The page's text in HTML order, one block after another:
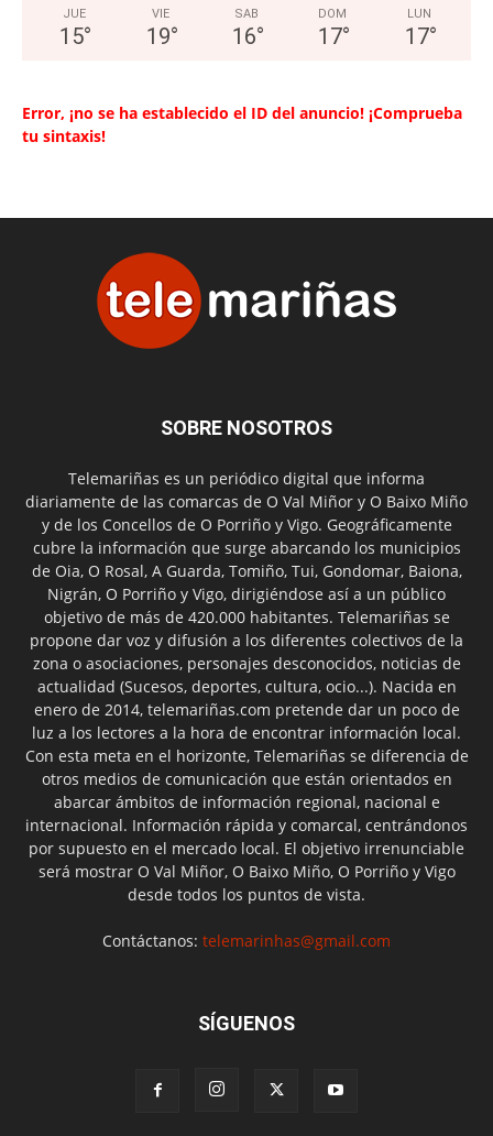
JUE
15°
VIE
19°
SAB
16°
DOM
17°
LUN
17°
Error, ¡no se ha establecido el ID del anuncio! ¡Comprueba
tu sintaxis!
SOBRE NOSOTROS
Telemariñas es un periódico digital que informa
diariamente de las comarcas de O Val Miñor y O Baixo Miño
y de los Concellos de O Porriño y Vigo. Geográficamente
cubre la información que surge abarcando los municipios
de Oia, O Rosal, A Guarda, Tomiño, Tui, Gondomar, Baiona,
Nigrán, O Porriño y Vigo, dirigiéndose así a un público
objetivo de más de 420.000 habitantes. Telemariñas se
propone dar voz y difusión a los diferentes colectivos de la
zona o asociaciones, personajes desconocidos, noticias de
actualidad (Sucesos, deportes, cultura, ocio...). Nacida en
enero de 2014, telemariñas.com pretende dar un poco de
luz a los lectores a la hora de encontrar información local.
Con esta meta en el horizonte, Telemariñas se diferencia de
otros medios de comunicación que están orientados en
abarcar ámbitos de información regional, nacional e
internacional. Información rápida y comarcal, centrándonos
por supuesto en el mercado local. El objetivo irrenunciable
será mostrar O Val Miñor, O Baixo Miño, O Porriño y Vigo
desde todos los puntos de vista.
Contáctanos: telemarinhas@gmail.com
SÍGUENOS